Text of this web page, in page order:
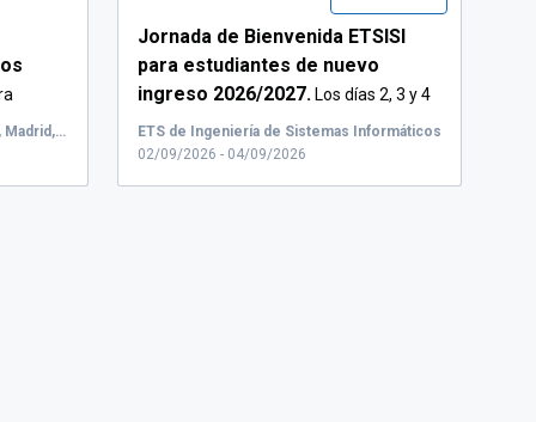
Universidad Politécnica de Madrid, Madrid, España
Jornada de Bienvenida ETSISI
para estudiantes de nuevo
ingreso 2026/2027. Los días 2, 3 y 4
de septiem...
ETS de Ingeniería de Sistemas Informáticos
02/09/2026 - 04/09/2026